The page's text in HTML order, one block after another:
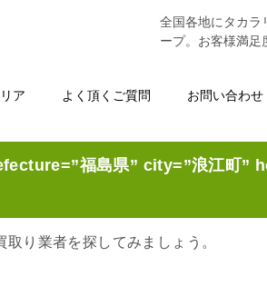
全国各地にタカラ
ープ。お客様満足
ア よく頂くご質問 お問い合わせ
福島県” city=”浪江町”
取り業者を探してみましょう。